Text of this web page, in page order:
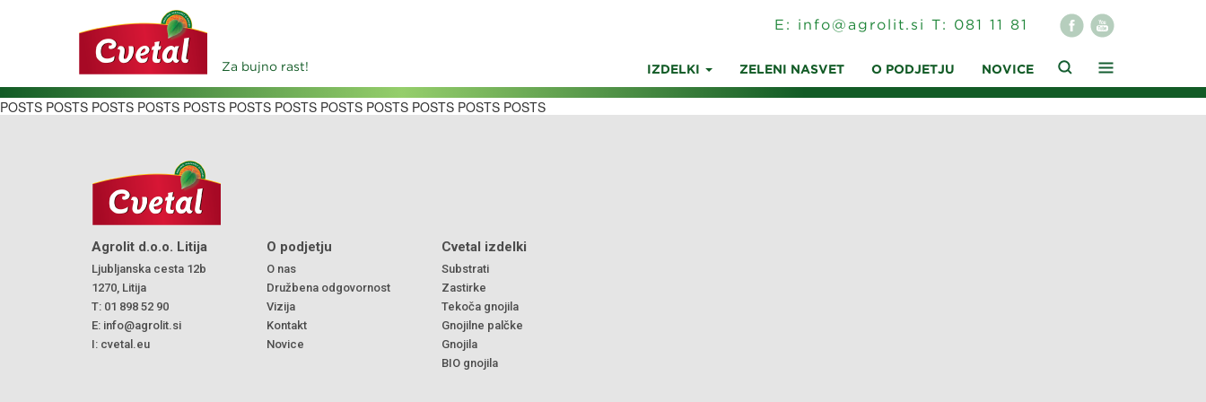
Za bujno rast!
E: info@agrolit.si T: 081 11 81
IZDELKI ZELENI NASVET O PODJETJU NOVICE
POSTS POSTS POSTS POSTS POSTS POSTS POSTS POSTS POSTS POSTS POSTS POSTS
Agrolit d.o.o. Litija
Ljubljanska cesta 12b
1270, Litija
T: 01 898 52 90
E: info@agrolit.si
I: cvetal.eu
O podjetju
O nas
Družbena odgovornost
Vizija
Kontakt
Novice
Cvetal izdelki
Substrati
Zastirke
Tekoča gnojila
Gnojilne palčke
Gnojila
BIO gnojila